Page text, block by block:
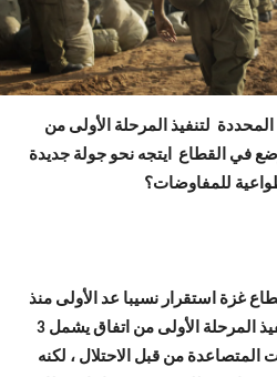
المدة المحددة لتنفيذ المرحلة الأولى من
في القطاع ايتجه نحو جولة جديدة
للمفاوضات؟
يوما شهد قطاع غزة استقرار نسيبا عد الأولى منذ
اكثر من عام. وصفت عملية تنفيذ المرحلة الأولى من اتفاق يشمل 3
من قبل الاحتلال ، لكنه